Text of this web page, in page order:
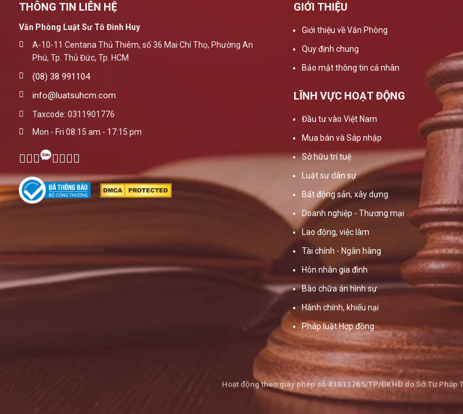
THÔNG TIN LIÊN HỆ
Văn Phòng Luật Sư Tô Đình Huy
A-10-11 Centana Thủ Thiêm, số 36 Mai Chí Thọ, Phường An
Phú, Tp. Thủ Đức, Tp. HCM
(08) 38 991104
info@luatsuhcm.com
Taxcode: 0311901776
Mon - Fri 08:15 am - 17:15 pm
GIỚI THIỆU
Giới thiệu về Văn Phòng
Quy định chung
Bảo mật thông tin cá nhân
LĨNH VỰC HOẠT ĐỘNG
Đầu tư vào Việt Nam
Mua bán và Sáp nhập
Sở hữu trí tuệ
Luật sư dân sự
Bất động sản, xây dựng
Doanh nghiệp - Thương mại
Lao động, việc làm
Tài chính - Ngân hàng
Hôn nhân gia đình
Bào chữa án hình sự
Hành chính, khiếu nại
Pháp luật Hợp đồng
Hoạt động theo giấy phép số 41011765/TP/ĐKHĐ do Sở Tư Pháp